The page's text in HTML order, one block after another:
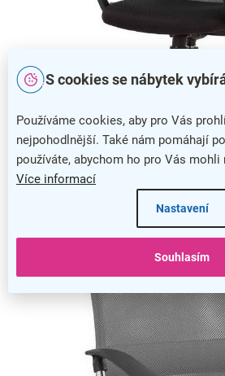
S cookies se nábytek
Používáme cookies, aby pro Vás
nejpohodlnější. Také nám pomáhají
používáte, abychom ho pro Vás mohli
Více informací
Nastavení
Souhlasím
O pohyb sedáku a opěráku se postará